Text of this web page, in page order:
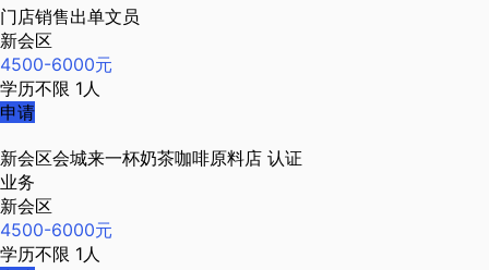
门店销售出单文员
新会区
4500-6000元
学历不限 1人
申请
新会区会城来一杯奶茶咖啡原料店 认证
业务
新会区
4500-6000元
学历不限 1人